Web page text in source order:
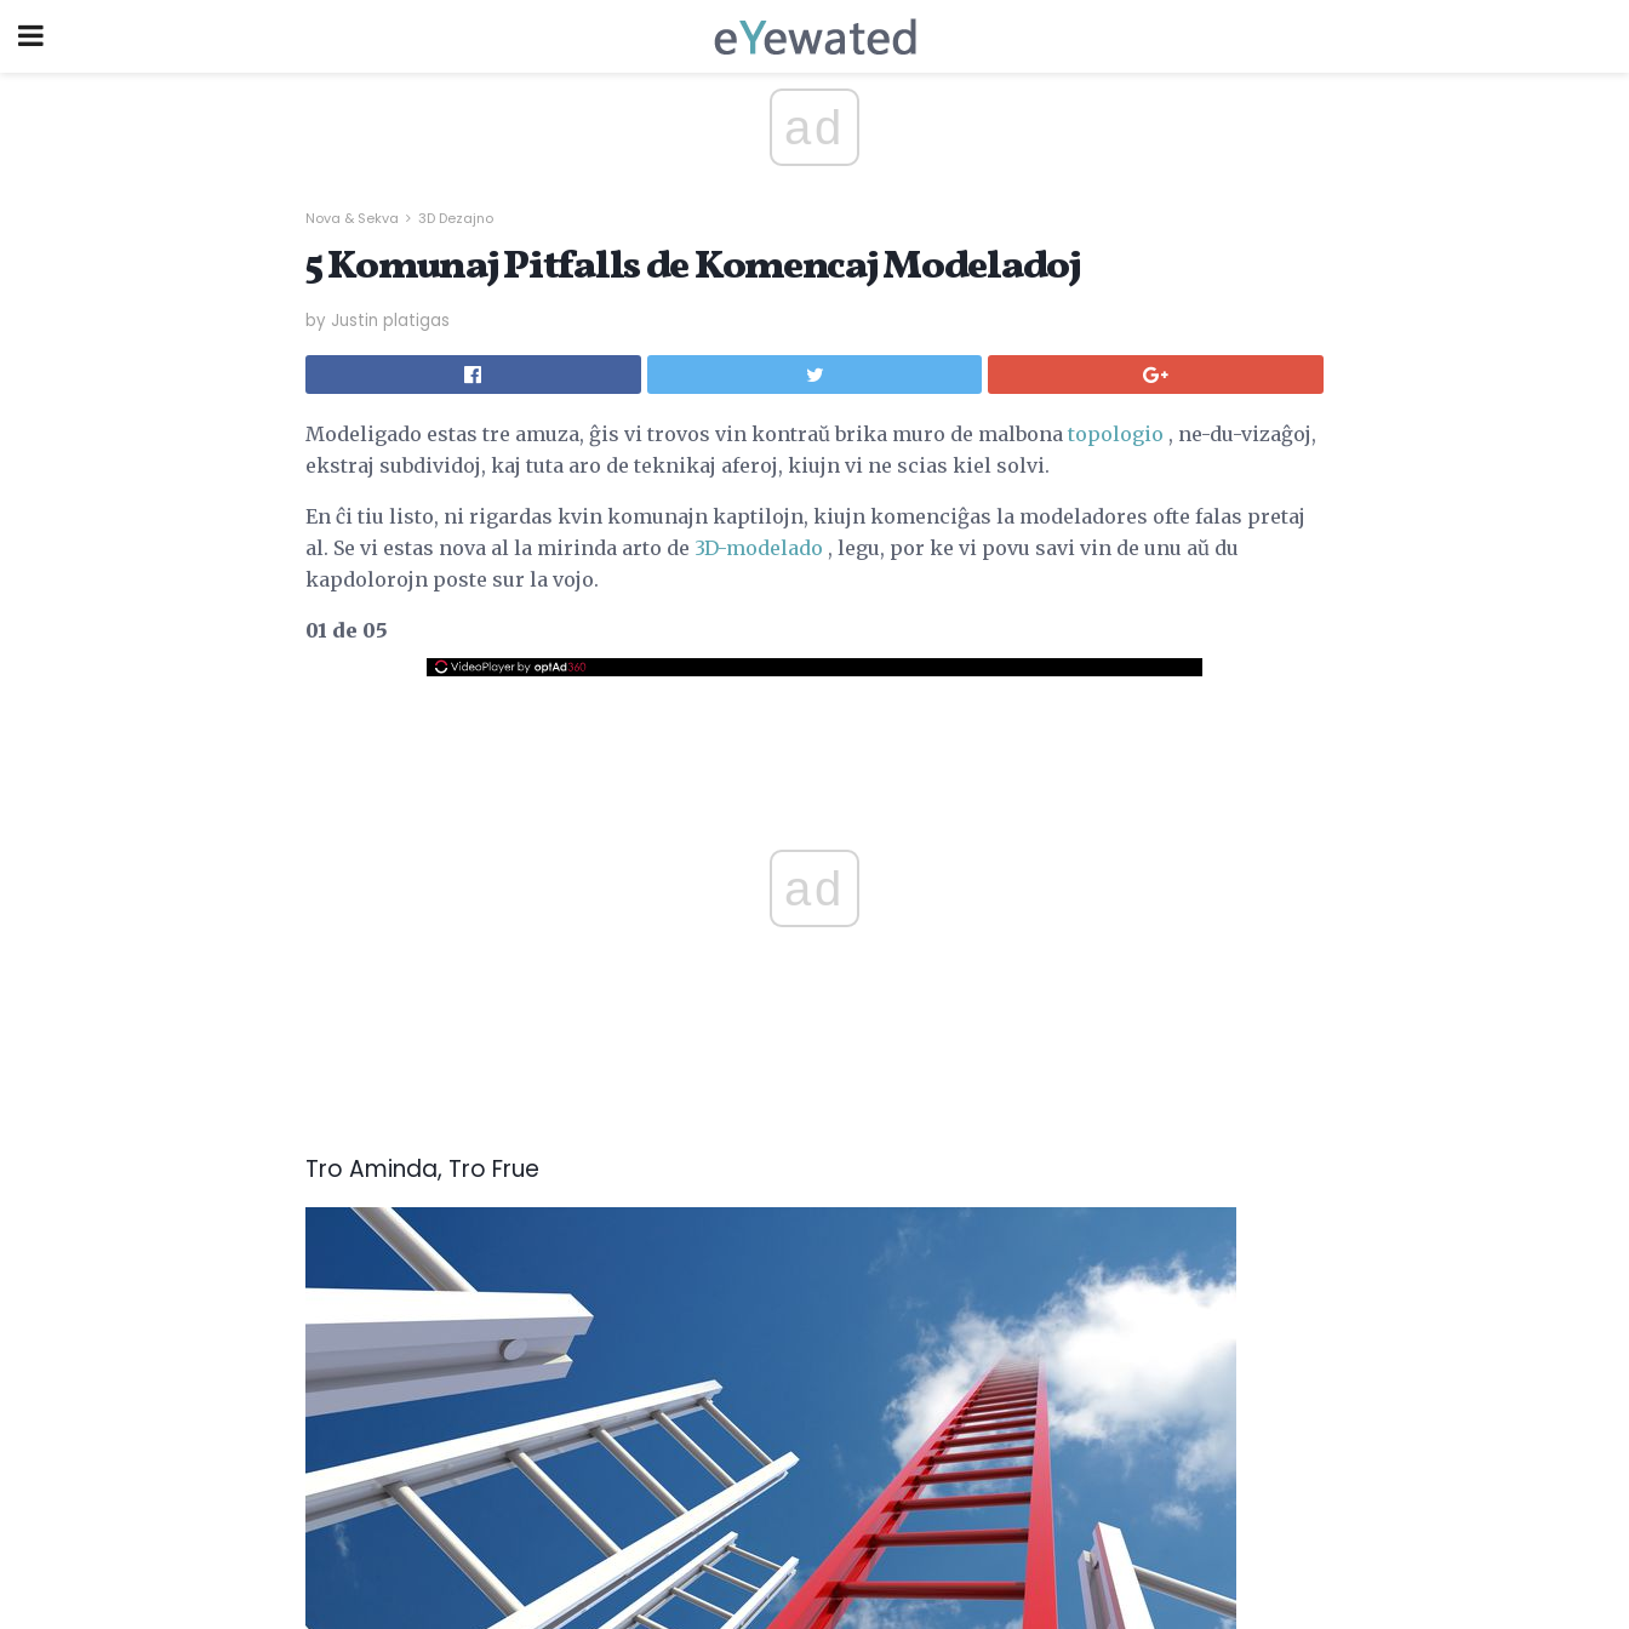
ad
Nova & Sekva 3D Dezajno
5 Komunaj Pitfalls de Komencaj Modeladoj
by Justin platigas
Modeligado estas tre amuza, ĝis vi trovos vin kontraŭ brika muro de malbona topologio , ne-du-vizaĝoj,
ekstraj subdividoj, kaj tuta aro de teknikaj aferoj, kiujn vi ne scias kiel solvi.
En ĉi tiu listo, ni rigardas kvin komunajn kaptilojn, kiujn komenciĝas la modeladores ofte falas pretaj
al. Se vi estas nova al la mirinda arto de 3D-modelado , legu, por ke vi povu savi vin de unu aŭ du
kapdolorojn poste sur la vojo.
01 de 05
ad
Tro Aminda, Tro Frue